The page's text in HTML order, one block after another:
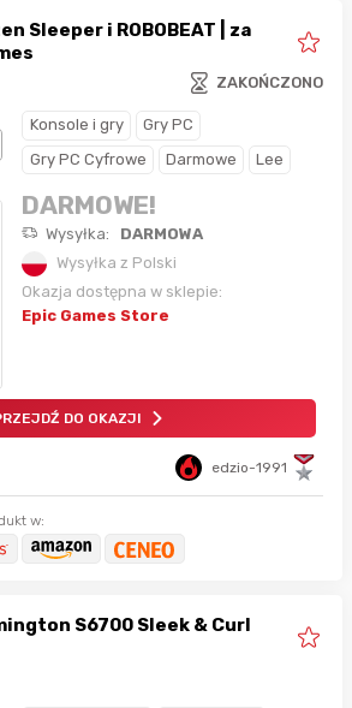
Sleeper i ROBOBEAT | za
ZAKOŃCZONO
Konsole i gry
Gry PC
Gry PC Cyfrowe
Darmowe Lee
DARMOWE!
Wysyłka:
DARMOWA
Wysyłka z Polski
Okazja dostępna w sklepie:
Epic Games Store
DO OKAZJI
edzio-1991
w:
S6700 Sleek & Curl